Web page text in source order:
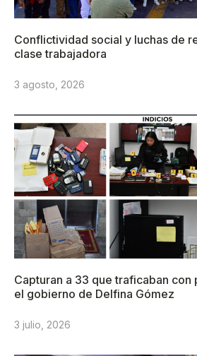
Conflictividad social y luchas de
clase trabajadora
3 agosto, 2026
Capturan a 33 que traficaban con
el gobierno de Delfina Gómez
3 julio, 2026